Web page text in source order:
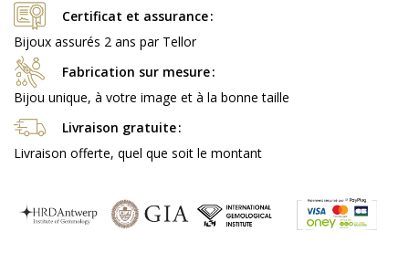
Certificat et assurance
Bijoux assurés 2 ans par Tellor
Fabrication sur mesure
Bijou unique, à votre image et à la bonne taille
Livraison gratuite
Livraison offerte, quel que soit le montant